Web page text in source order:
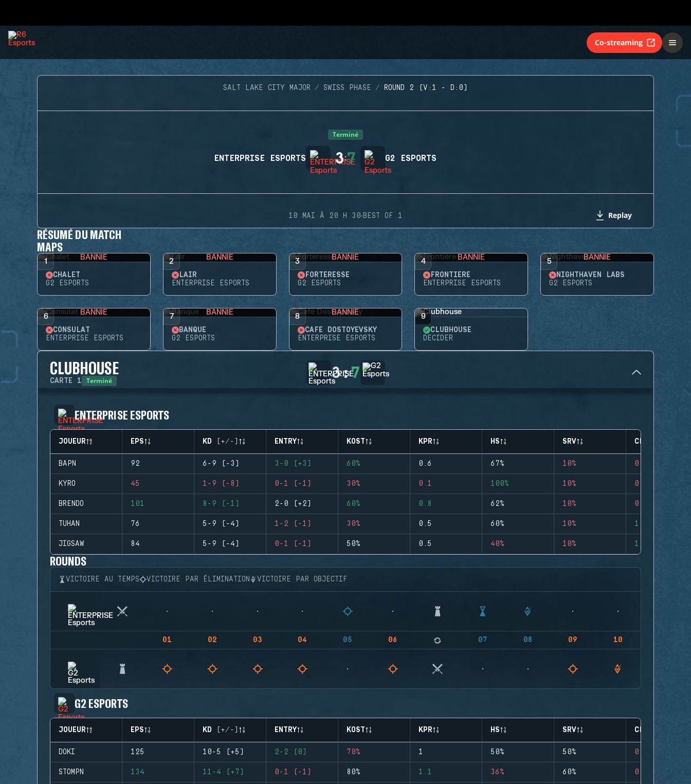
Co-streaming
SALT LAKE CITY MAJOR SWISS PHASE ROUND 2 (V:1 - D:0)
Terminé
ENTERPRISE ESPORTS 3:7 G2 ESPORTS
10 MAI À 20 H 30·BEST OF 1 Replay
RÉSUMÉ DU MATCH
MAPS
1 BANNIE
CHALET
G2 ESPORTS
2 BANNIE
LAIR
ENTERPRISE ESPORTS
3 BANNIE
FORTERESSE
G2 ESPORTS
4 BANNIE
FRONTIÈRE
ENTERPRISE ESPORTS
5 BANNIE
NIGHTHAVEN LABS
G2 ESPORTS
6 BANNIE
CONSULAT
ENTERPRISE ESPORTS
7 BANNIE
BANQUE
G2 ESPORTS
8 BANNIE
CAFÉ DOSTOYEVSKY
ENTERPRISE ESPORTS
9
CLUBHOUSE
DECIDER
CLUBHOUSE
CARTE 1 Terminé 3:7
ENTERPRISE ESPORTS
JOUEUR EPS KD (+/-) ENTRY KOST KPR HS SRV CLUTCHES
BAPN 92 6-9 (-3) 3-0 (+3) 60% 0.6 67% 10% 0
KYRO 45 1-9 (-8) 0-1 (-1) 30% 0.1 100% 10% 0
BRENDO 101 8-9 (-1) 2-0 (+2) 60% 0.8 62% 10% 0
TUHAN 76 5-9 (-4) 1-2 (-1) 30% 0.5 60% 10% 1
JIGSAW 84 5-9 (-4) 0-1 (-1) 50% 0.5 40% 10% 1
ROUNDS
VICTOIRE AU TEMPS VICTOIRE PAR ÉLIMINATION VICTOIRE PAR OBJECTIF
01 02 03 04 05 06 07 08 09 10
G2 ESPORTS
JOUEUR EPS KD (+/-) ENTRY KOST KPR HS SRV CLUTCHES
DOKI 125 10-5 (+5) 2-2 (0) 70% 1 50% 50% 0
STOMPN 134 11-4 (+7) 0-1 (-1) 80% 1.1 36% 60% 0